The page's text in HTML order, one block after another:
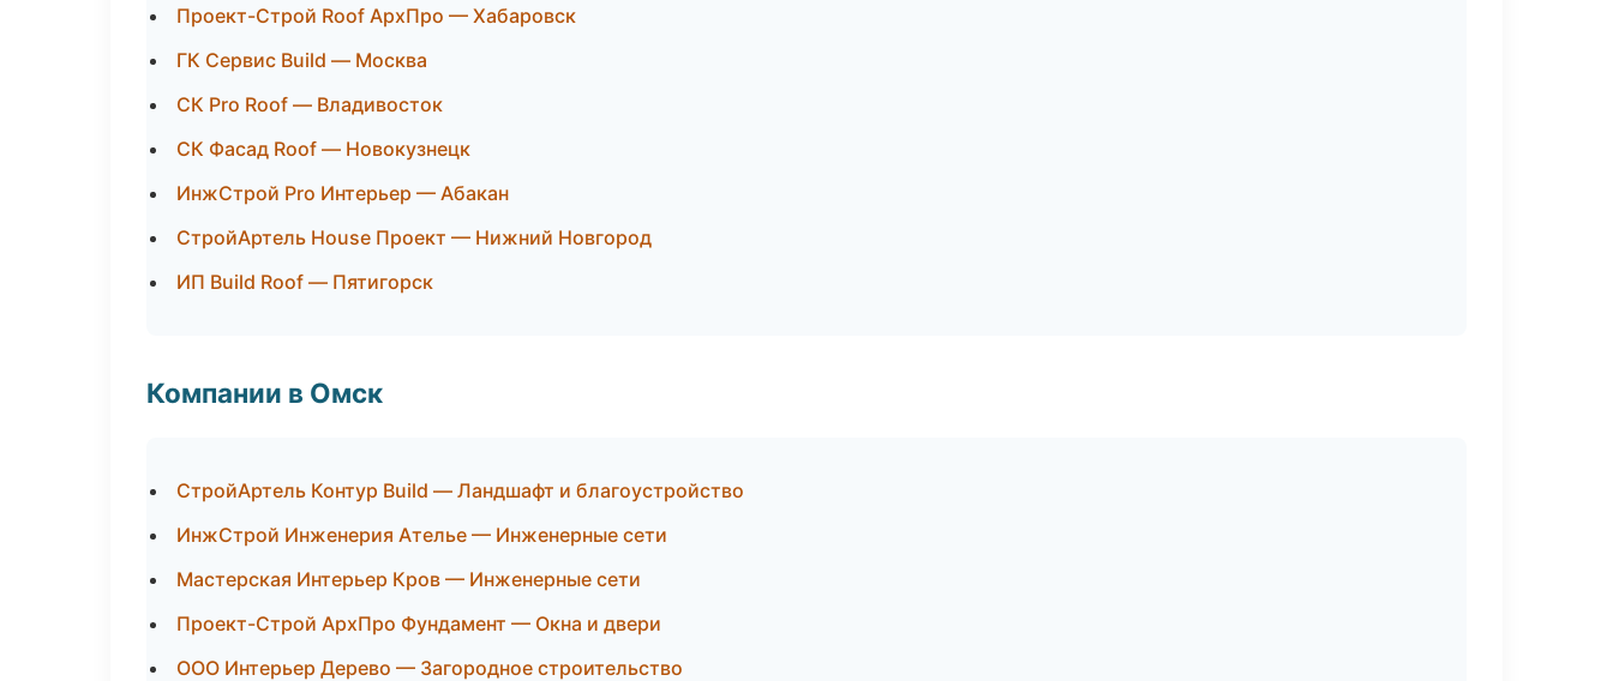
Проект-Строй Roof АрхПро — Хабаровск
ГК Сервис Build — Москва
СК Pro Roof — Владивосток
СК Фасад Roof — Новокузнецк
ИнжСтрой Pro Интерьер — Абакан
СтройАртель House Проект — Нижний Новгород
ИП Build Roof — Пятигорск
Компании в Омск
СтройАртель Контур Build — Ландшафт и благоустройство
ИнжСтрой Инженерия Ателье — Инженерные сети
Мастерская Интерьер Кров — Инженерные сети
Проект-Строй АрхПро Фундамент — Окна и двери
ООО Интерьер Дерево — Загородное строительство